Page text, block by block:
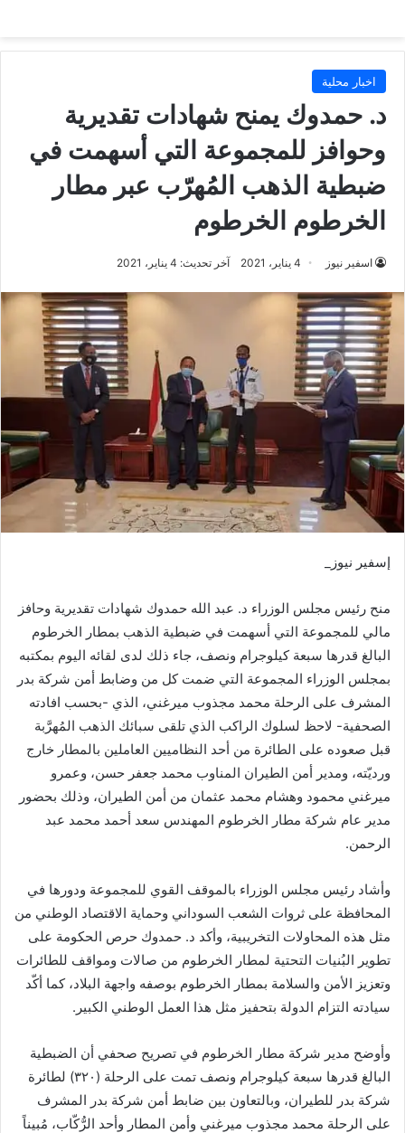
اخبار محلية
د. حمدوك يمنح شهادات تقديرية
وحوافز للمجموعة التي أسهمت في
ضبطية الذهب المُهرّب عبر مطار
الخرطوم الخرطوم
اسفير نيوز 4 يناير، 2021 آخر تحديث: 4 يناير، 2021
إسفير نيوز_
منح رئيس مجلس الوزراء د. عبد الله حمدوك شهادات تقديرية وحافز
مالي للمجموعة التي أسهمت في ضبطية الذهب بمطار الخرطوم
البالغ قدرها سبعة كيلوجرام ونصف، جاء ذلك لدى لقائه اليوم بمكتبه
بمجلس الوزراء المجموعة التي ضمت كل من وضابط أمن شركة بدر
المشرف على الرحلة محمد مجذوب ميرغني، الذي -بحسب افادته
الصحفية- لاحظ لسلوك الراكب الذي تلقى سبائك الذهب المُهرَّبة
قبل صعوده على الطائرة من أحد النظاميين العاملين بالمطار خارج
ورديّته، ومدير أمن الطيران المناوب محمد جعفر حسن، وعمرو
ميرغني محمود وهشام محمد عثمان من أمن الطيران، وذلك بحضور
مدير عام شركة مطار الخرطوم المهندس سعد أحمد محمد عبد
الرحمن.
وأشاد رئيس مجلس الوزراء بالموقف القوي للمجموعة ودورها في
المحافظة على ثروات الشعب السوداني وحماية الاقتصاد الوطني من
مثل هذه المحاولات التخريبية، وأكد د. حمدوك حرص الحكومة على
تطوير البُنيات التحتية لمطار الخرطوم من صالات ومواقف للطائرات
وتعزيز الأمن والسلامة بمطار الخرطوم بوصفه واجهة البلاد، كما أكّد
سيادته التزام الدولة بتحفيز مثل هذا العمل الوطني الكبير.
وأوضح مدير شركة مطار الخرطوم في تصريح صحفي أن الضبطية
البالغ قدرها سبعة كيلوجرام ونصف تمت على الرحلة (٣٢٠) لطائرة
شركة بدر للطيران، وبالتعاون بين ضابط أمن شركة بدر المشرف
على الرحلة محمد مجذوب ميرغني وأمن المطار وأحد الرُّكّاب، مُبيناً